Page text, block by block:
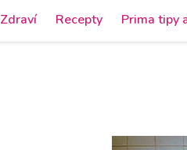
Zdraví Recepty Prima tipy